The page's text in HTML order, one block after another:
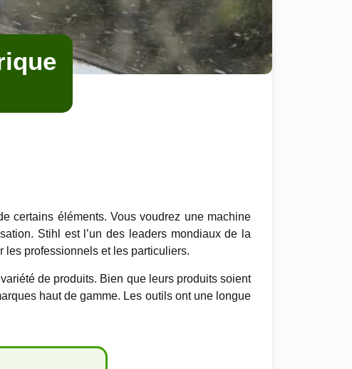
certains éléments. Vous voudrez une machine
Stihl est l’un des leaders mondiaux de la
les professionnels et les particuliers.
de produits. Bien que leurs produits soient
haut de gamme. Les outils ont une longue